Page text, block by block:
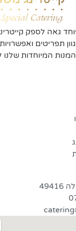
גאה לספק
תפריטים
המיוחדות שלנו